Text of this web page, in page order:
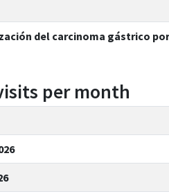
del carcinoma gástrico
per month